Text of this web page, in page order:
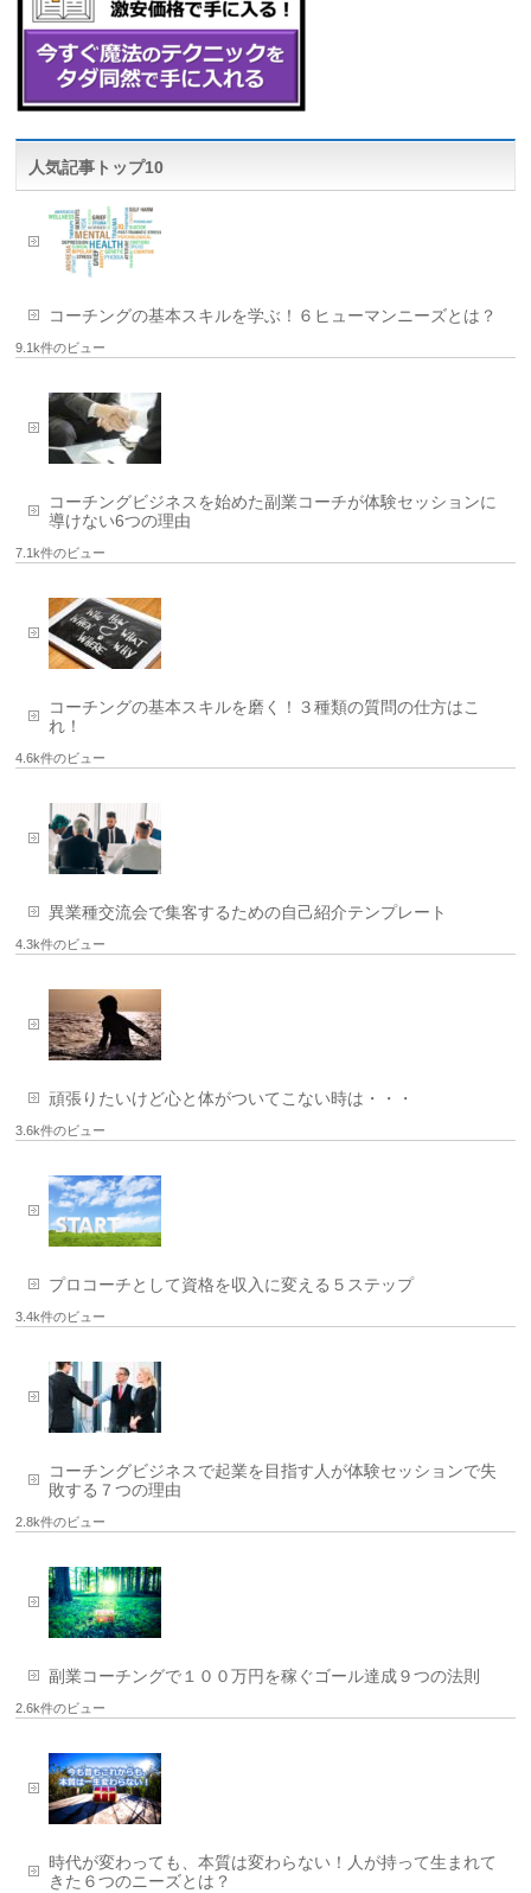
人気記事トップ10
コーチングの基本スキルを学ぶ！６ヒューマンニーズとは？
9.1k件のビュー
コーチングビジネスを始めた副業コーチが体験セッションに
導けない6つの理由
7.1k件のビュー
コーチングの基本スキルを磨く！３種類の質問の仕方はこ
れ！
4.6k件のビュー
異業種交流会で集客するための自己紹介テンプレート
4.3k件のビュー
頑張りたいけど心と体がついてこない時は・・・
3.6k件のビュー
プロコーチとして資格を収入に変える５ステップ
3.4k件のビュー
コーチングビジネスで起業を目指す人が体験セッションで失
敗する７つの理由
2.8k件のビュー
副業コーチングで１００万円を稼ぐゴール達成９つの法則
2.6k件のビュー
時代が変わっても、本質は変わらない！人が持って生まれて
きた６つのニーズとは？